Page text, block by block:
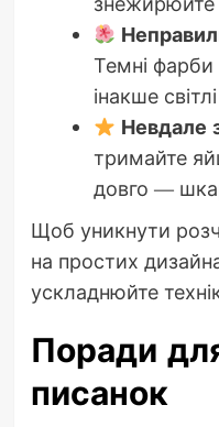
Темні фарби
інакше
Невдале
тримайте
довго —
Щоб уникнути
на простих
ускладнюйте
Поради
писанок